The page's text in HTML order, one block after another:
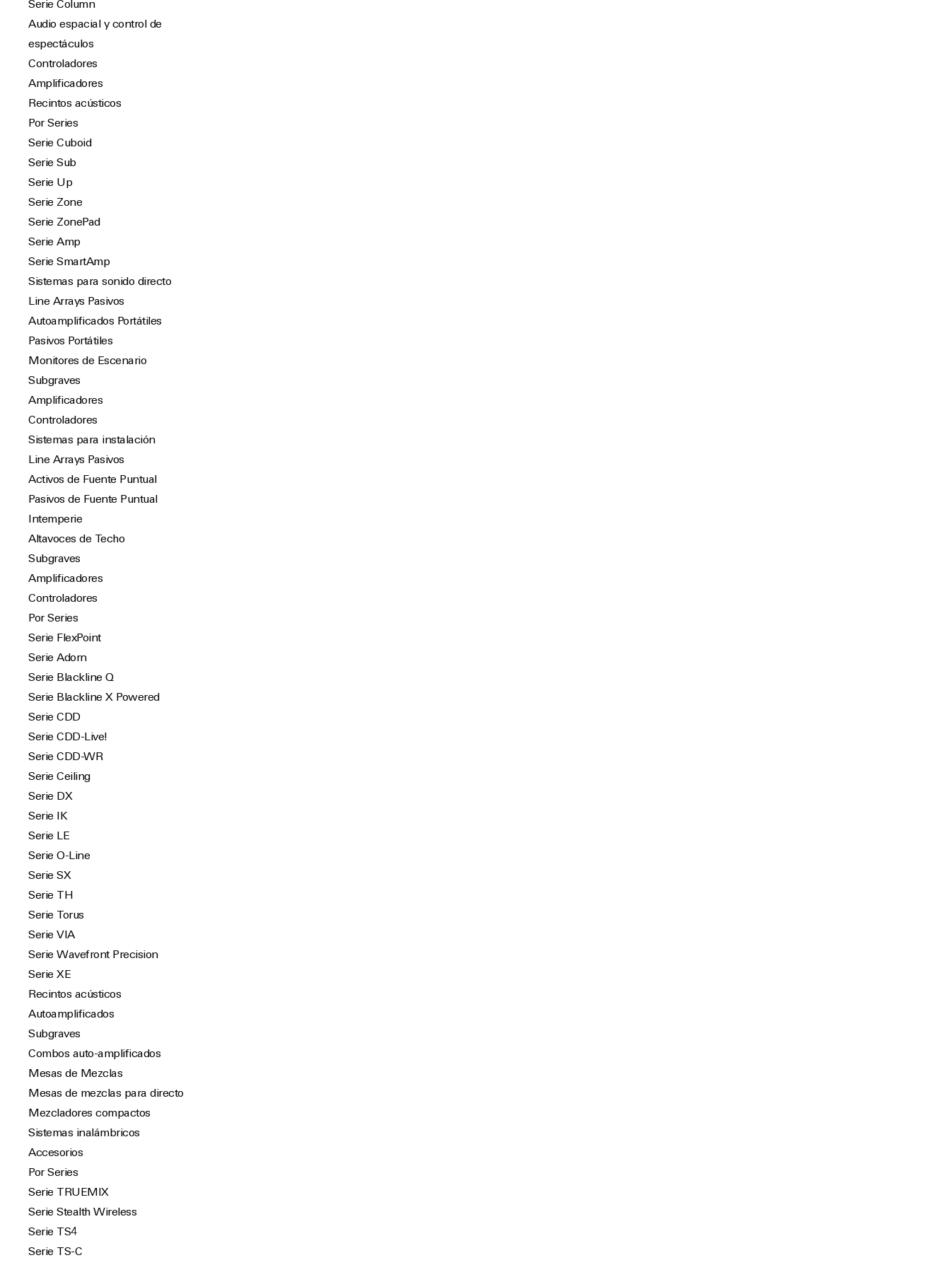
Serie Column
Audio espacial y control de
espectáculos
Controladores
Amplificadores
Recintos acústicos
Por Series
Serie Cuboid
Serie Sub
Serie Up
Serie Zone
Serie ZonePad
Serie Amp
Serie SmartAmp
Sistemas para sonido directo
Line Arrays Pasivos
Autoamplificados Portátiles
Pasivos Portátiles
Monitores de Escenario
Subgraves
Amplificadores
Controladores
Sistemas para instalación
Line Arrays Pasivos
Activos de Fuente Puntual
Pasivos de Fuente Puntual
Intemperie
Altavoces de Techo
Subgraves
Amplificadores
Controladores
Por Series
Serie FlexPoint
Serie Adorn
Serie Blackline Q
Serie Blackline X Powered
Serie CDD
Serie CDD-Live!
Serie CDD-WR
Serie Ceiling
Serie DX
Serie IK
Serie LE
Serie O-Line
Serie SX
Serie TH
Serie Torus
Serie VIA
Serie Wavefront Precision
Serie XE
Recintos acústicos
Autoamplificados
Subgraves
Combos auto-amplificados
Mesas de Mezclas
Mesas de mezclas para directo
Mezcladores compactos
Sistemas inalámbricos
Accesorios
Por Series
Serie TRUEMIX
Serie Stealth Wireless
Serie TS4
Serie TS-C